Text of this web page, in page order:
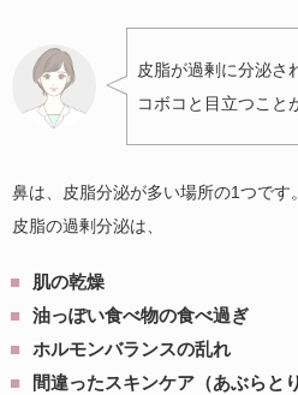
皮脂が過剰に分泌さ
コボコと目立つこと
鼻は、皮脂分泌が多い場所の1つです。
皮脂の過剰分泌は、
肌の乾燥
油っぽい食べ物の食べ過ぎ
ホルモンバランスの乱れ
間違ったスキンケア（あぶらと